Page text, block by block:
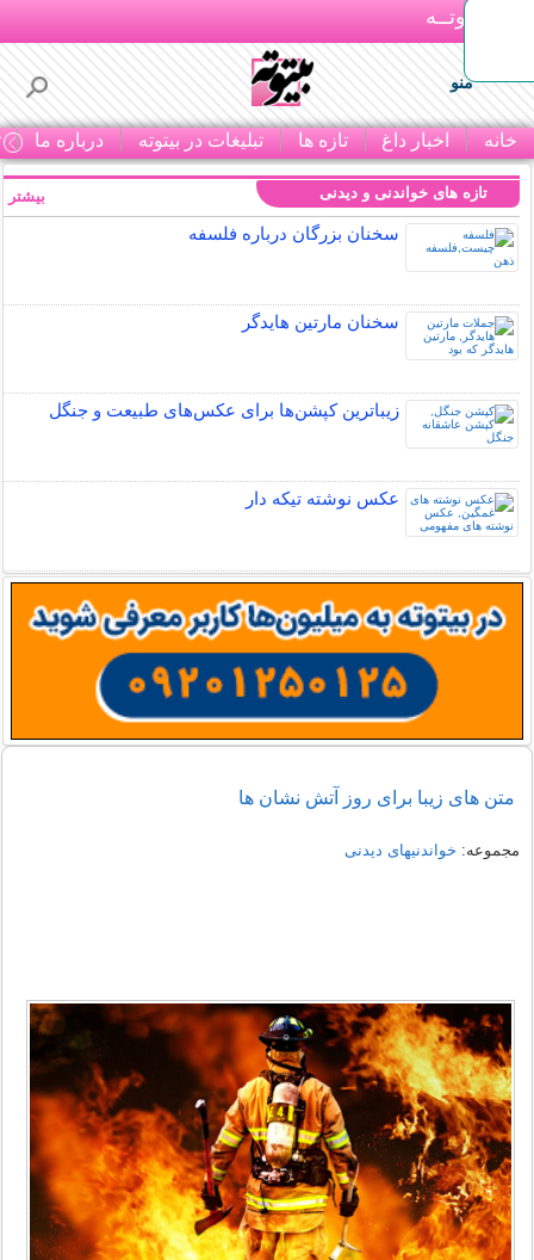
بـیتوتــه
منو
خانه اخبار داغ تازه ها تبلیغات در بیتوته درباره ما
تازه های خواندنی و دیدنی
سخنان بزرگان درباره فلسفه
سخنان مارتین هایدگر
زیباترین کپشن‌ها برای عکس‌های طبیعت و جنگل
عکس نوشته تیکه دار
بیشتر
متن های زیبا برای روز آتش نشان ها
مجموعه: خواندنیهای دیدنی